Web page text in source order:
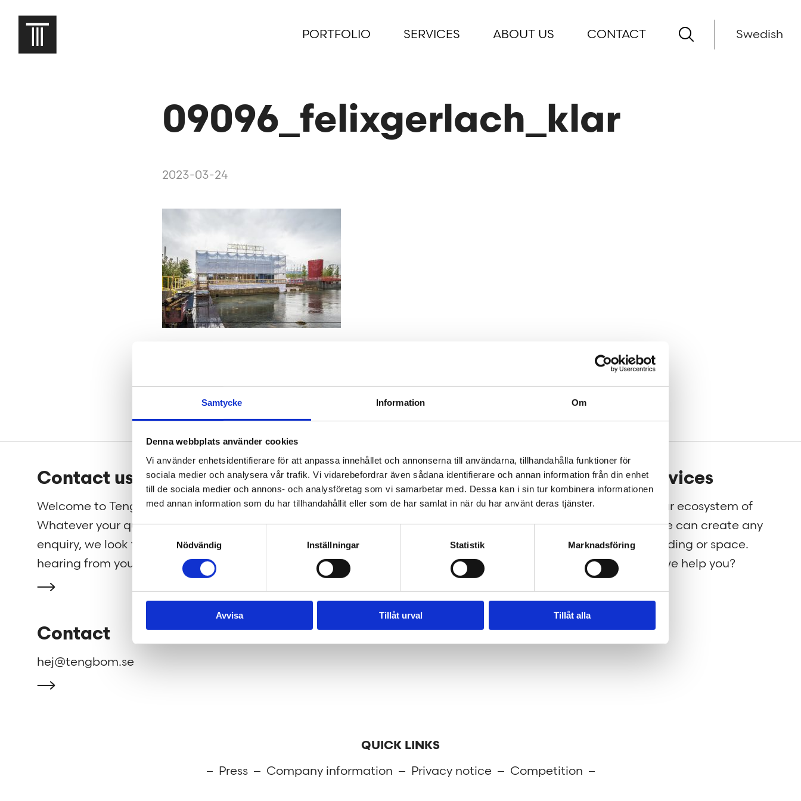
Samtycke Information Om
Denna webbplats använder cookies
Vi använder enhetsidentifierare för att anpassa innehållet och annonserna till användarna, tillhandahålla funktioner för
sociala medier och analysera vår trafik. Vi vidarebefordrar även sådana identifierare och annan information från din enhet
till de sociala medier och annons- och analysföretag som vi samarbetar med. Dessa kan i sin tur kombinera informationen
med annan information som du har tillhandahållit eller som de har samlat in när du har använt deras tjänster.
Samtyckesval
Nödvändig
Inställningar Statistik Marknadsföring
Avvisa Tillåt urval Tillåt alla
PORTFOLIO SERVICES ABOUT US CONTACT Swedish
09096_felixgerlach_klar
2023-03-24
Footer
Contact us
Welcome to Tengbom!
Whatever your question or
enquiry, we look forward to
hearing from you.
We are Tengbom
We create sustainable and
beautiful architecture that
strenghtens our clients as
well as our society.
Work with us
We are always looking for
more people who want to
help us make the world a
better place.
Our services
Through our ecosystem of
services, we can create any
kind of building or space.
How may we help you?
Contact
hej@tengbom.se
QUICK LINKS
Press
Company information Privacy notice Competition